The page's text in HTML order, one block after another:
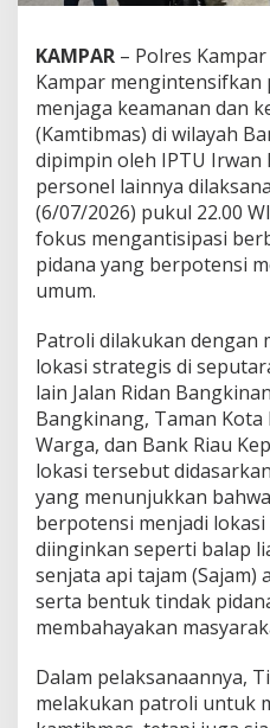
K
A
N
P
A
T
R
O
L
M
A
M
A
N
T
I
S
P
A
S
I
A
A
P
KAMPAR – Polres
Kampar
menjaga keamanan dan
(Kamtibmas) di wilayah
dipimpin oleh IPTU Irwan
personel lainnya
(6/07/2026) pukul 22.00
fokus mengantisipasi
pidana yang berpotensi
umum.
Patroli dilakukan dengan
lokasi strategis di
lain Jalan Ridan
Bangkinang, Taman
Warga, dan Bank Riau
lokasi tersebut
yang menunjukkan
berpotensi menjadi
diinginkan seperti balap
senjata api tajam (Sajam)
serta bentuk tindak
membahayakan
Dalam pelaksanaannya,
melakukan patroli untuk